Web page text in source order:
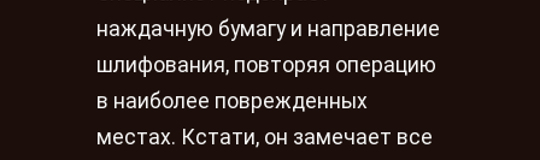
наждачную бумагу и направление
шлифования, повторяя операцию
в наиболее поврежденных
местах. Кстати, он замечает все